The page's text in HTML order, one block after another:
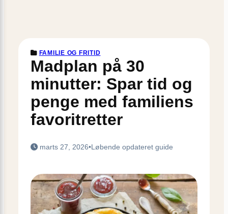
FAMILIE OG FRITID
Madplan på 30
minutter: Spar tid og
penge med familiens
favoritretter
marts 27, 2026•Løbende opdateret guide